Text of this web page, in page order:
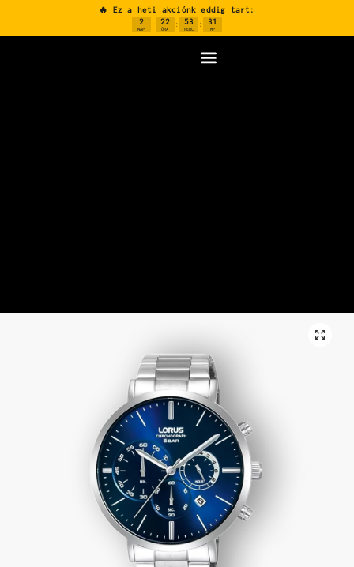
🔥 Ez a heti akciónk eddig tart:
2
NAP
: 22
ÓRA
: 53
PERC
: 30
MP